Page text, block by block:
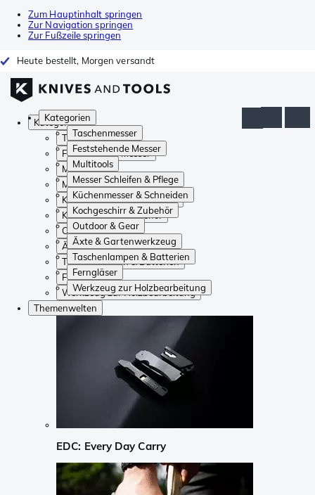
Zum Hauptinhalt springen
Zur Navigation springen
Zur Fußzeile springen
Heute bestellt, Morgen versandt
Kategorien
Taschenmesser
Feststehende Messer
Multitools
Messer Schleifen & Pflege
Küchenmesser & Schneiden
Kochgeschirr & Zubehör
Outdoor & Gear
Äxte & Gartenwerkzeug
Taschenlampen & Batterien
Ferngläser
Werkzeug zur Holzbearbeitung
Kategorien
Taschenmesser
Feststehende Messer
Multitools
Messer Schleifen & Pflege
Küchenmesser & Schneiden
Kochgeschirr & Zubehör
Outdoor & Gear
Äxte & Gartenwerkzeug
Taschenlampen & Batterien
Ferngläser
Werkzeug zur Holzbearbeitung
Themenwelten
EDC: Every Day Carry